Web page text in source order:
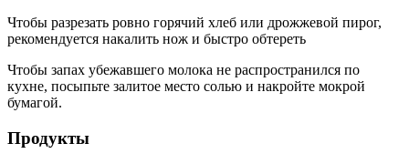
Чтобы разрезать ровно горячий хлеб или дрожжевой пирог,
рекомендуется накалить нож и быстро обтереть
Чтобы запах убежавшего молока не распространился по
кухне, посыпьте залитое место солью и накройте мокрой
бумагой.
Продукты